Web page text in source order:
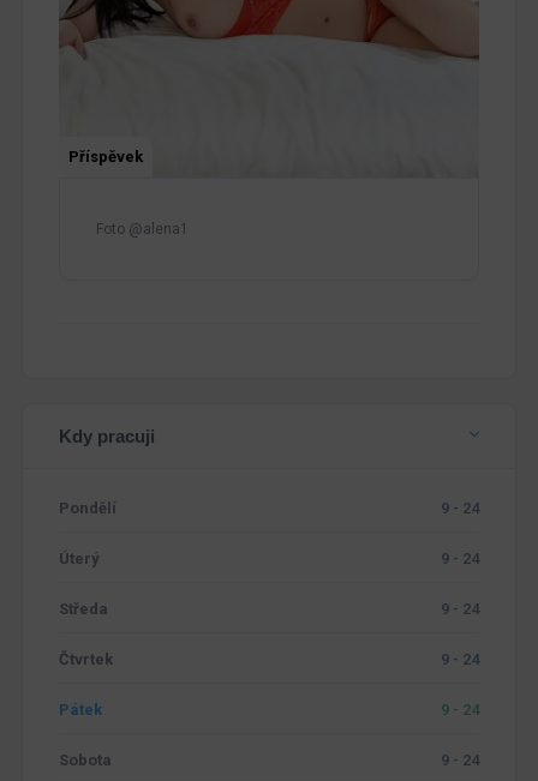
Příspěvek
Foto @alena1
Kdy pracuji
Pondělí 9 - 24
Úterý 9 - 24
Středa 9 - 24
Čtvrtek 9 - 24
Pátek 9 - 24
Sobota 9 - 24